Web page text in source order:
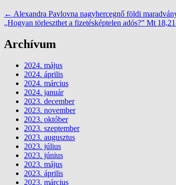
← Alexandra Pavlovna nagyhercegnő földi
„Hogyan törleszthet a fizetésképtelen adós?” Mt
Archívum
2024. május
2024. április
2024. március
2024. január
2023. december
2023. november
2023. október
2023. szeptember
2023. augusztus
2023. július
2023. június
2023. május
2023. április
2023. március